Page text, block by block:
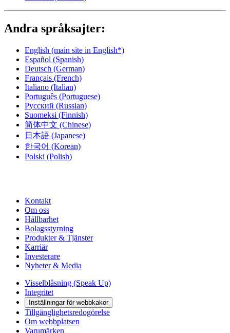
Andra språksajter:
English (main site in English*)
Español (Spanish)
Deutsch (German)
Français (French)
Italiano (Italian)
Português (Portuguese)
Русский (Russian)
Suomeksi (Finnish)
简体中文 (Chinese)
日本語 (Japanese)
한국어 (Korean)
Polski (Polish)
Kontakt
Om oss
Hållbarhet
Bolagsstyrning
Produkter & Tjänster
Karriär
Investerare
Nyheter & Media
Visselblåsning (Speak Up)
Integritet
Inställningar för webbkakor
Tillgänglighetsredogörelse
Om webbplatsen
Varumärken